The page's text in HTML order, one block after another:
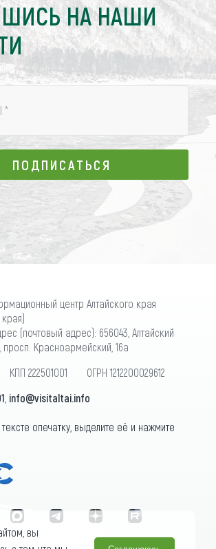
НА НАШИ
*
ПОДПИСАТЬСЯ
ПОДПИСАТЬСЯ
центр Алтайского края
(почтовый адрес): 656043, Алтайский
просп. Красноармейский, 16а
КПП 222501001 ОГРН 1212200029612
info@visitaltai.info
опечатку, выделите её и нажмите
вы